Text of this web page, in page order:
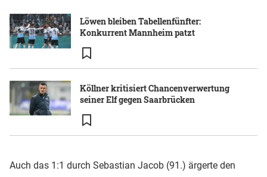
Löwen bleiben Tabellenfünfter:
Konkurrent Mannheim patzt
Köllner kritisiert Chancenverwertung
seiner Elf gegen Saarbrücken
Auch das 1:1 durch Sebastian Jacob (91.) ärgerte den